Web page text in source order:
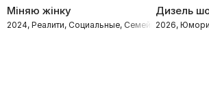
Міняю жінку
2024, Реалити, Социальные, Семейные
Дизель
2026,